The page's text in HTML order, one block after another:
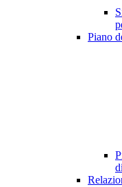
Piano